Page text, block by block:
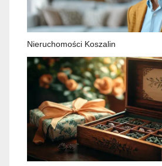
Nieruchomości Koszalin